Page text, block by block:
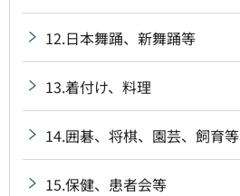
12.日本舞踊、新舞踊等
13.着付け、料理
14.囲碁、将棋、園芸、飼育等
15.保健、患者会等